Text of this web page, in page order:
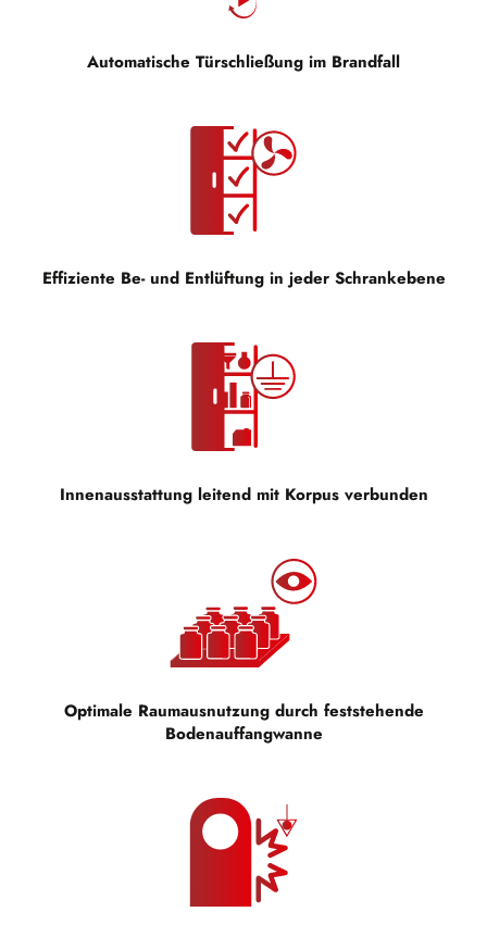
Automatische Türschließung im Brandfall
Effiziente Be- und Entlüftung in jeder Schrankebene
Innenausstattung leitend mit Korpus verbunden
Optimale Raumausnutzung durch feststehende
Bodenauffangwanne